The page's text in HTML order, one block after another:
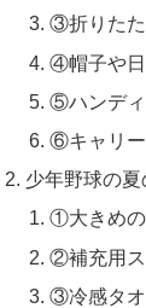
③折りたた
④帽子や
⑤ハンディ
⑥キャリー
少年野球の夏
①大きめ
②補充用ス
③冷感タ